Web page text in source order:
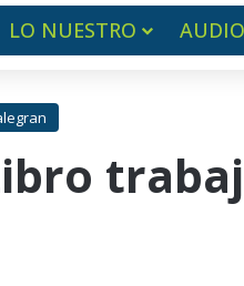
LO NUESTRO